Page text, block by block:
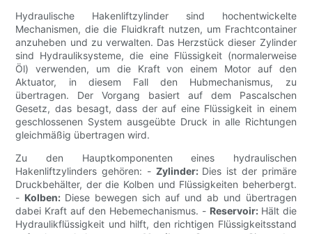
Hydraulische Hakenliftzylinder sind hochentwickelte
Mechanismen, die die Fluidkraft nutzen, um Frachtcontainer
anzuheben und zu verwalten. Das Herzstück dieser Zylinder
sind Hydrauliksysteme, die eine Flüssigkeit (normalerweise
Öl) verwenden, um die Kraft von einem Motor auf den
Aktuator, in diesem Fall den Hubmechanismus, zu
übertragen. Der Vorgang basiert auf dem Pascalschen
Gesetz, das besagt, dass der auf eine Flüssigkeit in einem
geschlossenen System ausgeübte Druck in alle Richtungen
gleichmäßig übertragen wird.
Zu den Hauptkomponenten eines hydraulischen
Hakenliftzylinders gehören: - Zylinder: Dies ist der primäre
Druckbehälter, der die Kolben und Flüssigkeiten beherbergt.
- Kolben: Diese bewegen sich auf und ab und übertragen
dabei Kraft auf den Hebemechanismus. - Reservoir: Hält die
Hydraulikflüssigkeit und hilft, den richtigen Flüssigkeitsstand